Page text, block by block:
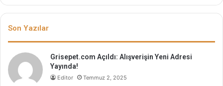
Son Yazılar
Grisepet.com Açıldı: Alışverişin Yeni Adresi
Yayında!
Editor Temmuz 2, 2025